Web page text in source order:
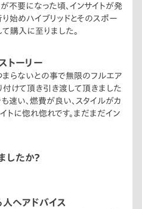
不要になった頃、インサイトが発
始めハイブリッドとそのスポー
購入に至りました。
トーリー
まらないとの事で無限のフルエア
付けて頂き引き渡して頂きました
速い、燃費が良い、スタイルがカ
トに惚れ惚れです。まだまだイン
したか？
へアドバイス